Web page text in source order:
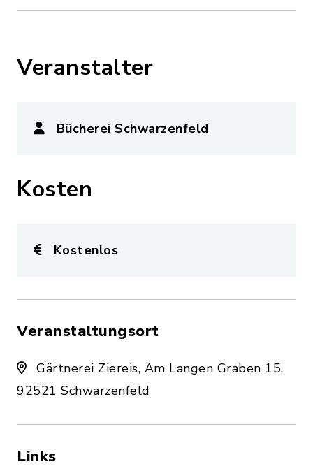
Veranstalter
Bücherei Schwarzenfeld
Kosten
Kostenlos
Veranstaltungsort
Gärtnerei Ziereis, Am Langen Graben 15,
92521 Schwarzenfeld
Links